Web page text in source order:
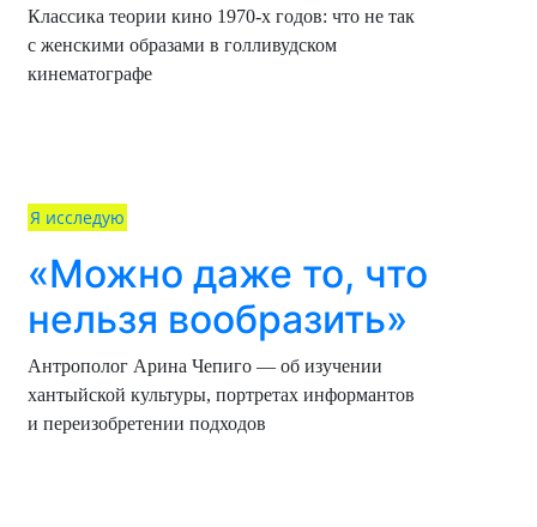
Классика теории кино 1970-х годов: что не так
с женскими образами в голливудском
кинематографе
Я исследую
«Можно даже то, что
нельзя вообразить»
Антрополог Арина Чепиго — об изучении
хантыйской культуры, портретах информантов
и переизобретении подходов